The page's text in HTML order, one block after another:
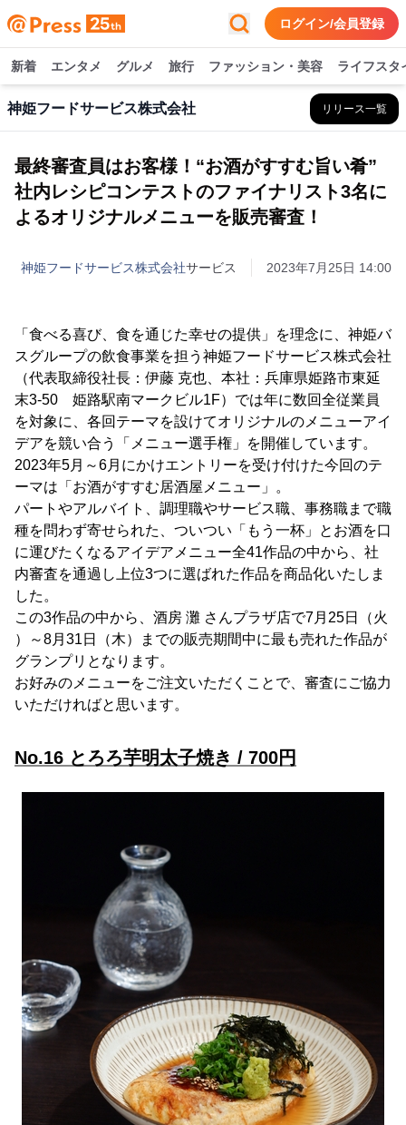
ログイン/会員登録
新着 エンタメ グルメ 旅行 ファッション・美容 ライフスタ
神姫フードサービス株式会社 リリース一覧
最終審査員はお客様！“お酒がすすむ旨い肴”
社内レシピコンテストのファイナリスト3名に
よるオリジナルメニューを販売審査！
神姫フードサービス株式会社サービス 2023年7月25日 14:00
「食べる喜び、食を通じた幸せの提供」を理念に、神姫バ
スグループの飲食事業を担う神姫フードサービス株式会社
（代表取締役社長：伊藤 克也、本社：兵庫県姫路市東延
末3-50 姫路駅南マークビル1F）では年に数回全従業員
を対象に、各回テーマを設けてオリジナルのメニューアイ
デアを競い合う「メニュー選手権」を開催しています。
2023年5月～6月にかけエントリーを受け付けた今回のテ
ーマは「お酒がすすむ居酒屋メニュー」。
パートやアルバイト、調理職やサービス職、事務職まで職
種を問わず寄せられた、ついつい「もう一杯」とお酒を口
に運びたくなるアイデアメニュー全41作品の中から、社
内審査を通過し上位3つに選ばれた作品を商品化いたしま
した。
この3作品の中から、酒房 灘 さんプラザ店で7月25日（火
）～8月31日（木）までの販売期間中に最も売れた作品が
グランプリとなります。
お好みのメニューをご注文いただくことで、審査にご協力
いただければと思います。
No.16 とろろ芋明太子焼き / 700円